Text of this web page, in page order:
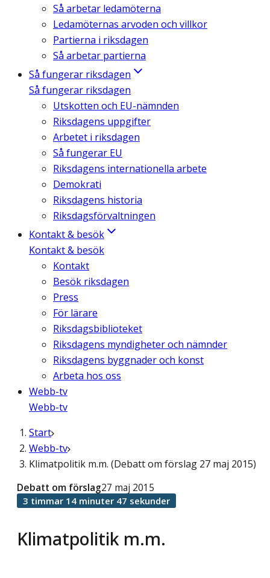
Så arbetar ledamöterna
Ledamöternas arvoden och villkor
Partierna i riksdagen
Så arbetar partierna
Så fungerar riksdagen
Så fungerar riksdagen
Utskotten och EU-nämnden
Riksdagens uppgifter
Arbetet i riksdagen
Så fungerar EU
Riksdagens internationella arbete
Demokrati
Riksdagens historia
Riksdagsförvaltningen
Kontakt & besök
Kontakt & besök
Kontakt
Besök riksdagen
Press
För lärare
Riksdagsbiblioteket
Riksdagens myndigheter och nämnder
Riksdagens byggnader och konst
Arbeta hos oss
Webb-tv
Webb-tv
Start
Webb-tv
Klimatpolitik m.m. (Debatt om förslag 27 maj 2015)
Klimatpolitik m.m.
Debatt om förslag27 maj 2015
3 timmar 14 minuter 47 sekunder